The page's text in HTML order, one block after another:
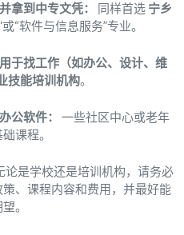
拿到中专文凭： 同样首选 宁乡
“软件与信息服务”专业。
于找工作（如办公、设计、维
技能培训机构。
公软件：
一些社区中心或老年
课程。
论是学校还是培训机构，请务必
、课程内容和费用，并最好能
。